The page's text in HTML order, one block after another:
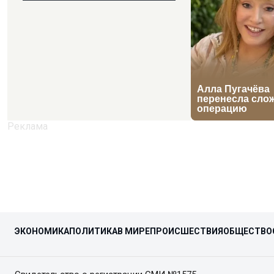
ЭКОНОМИКАПОЛИТИКАВ МИРЕПРОИСШЕСТВИЯ ОБЩЕСТВО